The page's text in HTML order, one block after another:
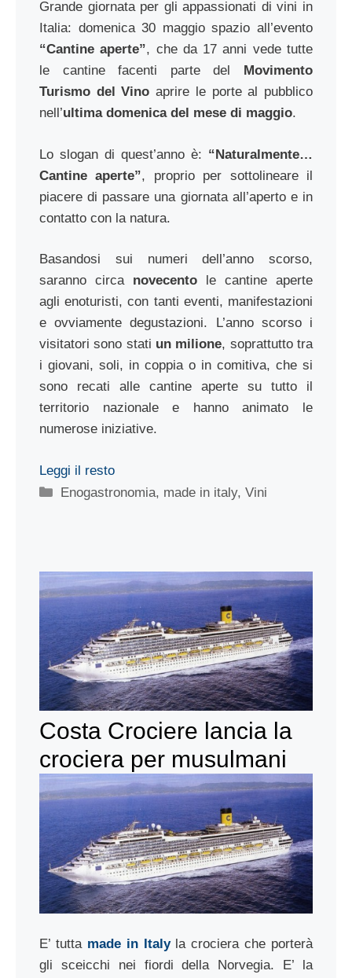
Grande giornata per gli appassionati di vini in
Italia: domenica 30 maggio spazio all’evento
“Cantine aperte”, che da 17 anni vede tutte
le cantine facenti parte del
Movimento
Turismo del Vino aprire le porte al pubblico
nell’ultima domenica del mese di maggio.
Lo slogan di quest’anno è: “Naturalmente…
Cantine aperte”, proprio per sottolineare il
piacere di passare una giornata all’aperto e in
contatto con la natura.
Basandosi sui numeri dell’anno scorso,
saranno circa novecento
le cantine aperte
agli enoturisti, con tanti eventi, manifestazioni
e ovviamente degustazioni. L’anno scorso i
visitatori sono stati un milione, soprattutto tra
i giovani, soli, in coppia o in comitiva, che si
sono recati alle cantine aperte su tutto il
territorio nazionale e hanno animato le
numerose iniziative.
Leggi il resto
Categorie
Enogastronomia, made in italy,Vini
Costa Crociere lancia la
crociera per musulmani
E’ tutta made in Italyla crociera che porterà
gli sceicchi nei fiordi della Norvegia. E’ la